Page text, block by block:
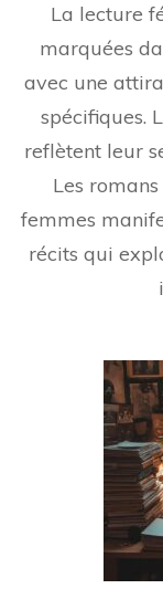
La lecture
marquées
avec une
spécifiques.
reflètent leur
Les
femmes
récits qui